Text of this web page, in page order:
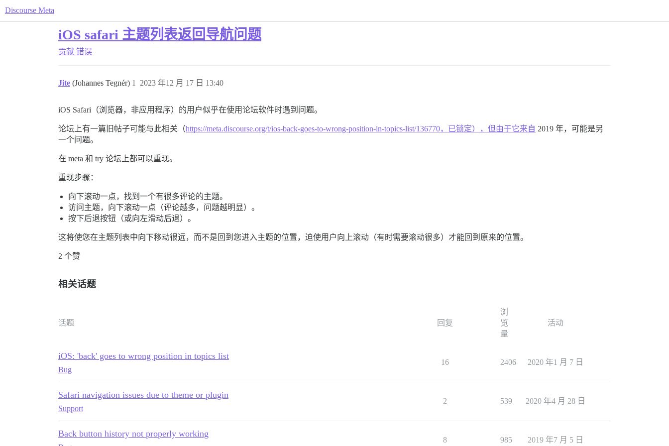
Discourse Meta
iOS safari 主题列表返回导航问题
贡献 错误
Jite (Johannes Tegnér) 2023 年12 月 17 日 13:40
1
iOS Safari（浏览器，非应用程序）的用户似乎在使用论坛软件时遇到问题。
论坛上有一篇旧帖子可能与此相关（https://meta.discourse.org/t/ios-back-goes-to-wrong-position-in-topics-list/136770，已锁定），但由于它来自 2019 年，可能是另
一个问题。
在 meta 和 try 论坛上都可以重现。
重现步骤：
向下滚动一点，找到一个有很多评论的主题。
访问主题，向下滚动一点（评论越多，问题越明显）。
按下后退按钮（或向左滑动后退）。
这将使您在主题列表中向下移动很远，而不是回到您进入主题的位置，迫使用户向上滚动（有时需要滚动很多）才能回到原来的位置。
2 个赞
相关话题
话题 回复
浏
览
量
活动
iOS: 'back' goes to wrong position in topics list
Bug
16 2406 2020 年1 月 7 日
Safari navigation issues due to theme or plugin
Support
2 539 2020 年4 月 28 日
Back button history not properly working
8 985 2019 年7 月 5 日